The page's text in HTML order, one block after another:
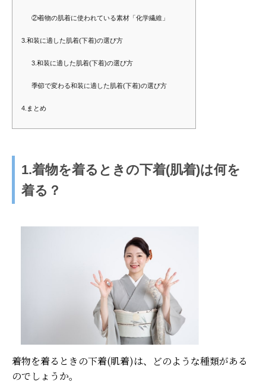
②着物の肌着に使われている素材「化学繊維」
3.和装に適した肌着(下着)の選び方
3.和装に適した肌着(下着)の選び方
季節で変わる和装に適した肌着(下着)の選び方
4.まとめ
1.着物を着るときの下着(肌着)は何を
着る？
着物を着るときの下着(肌着)は、どのような種類がある
のでしょうか。